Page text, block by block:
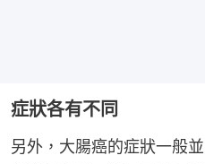
症狀各有不同
另外，大腸癌的症狀一般